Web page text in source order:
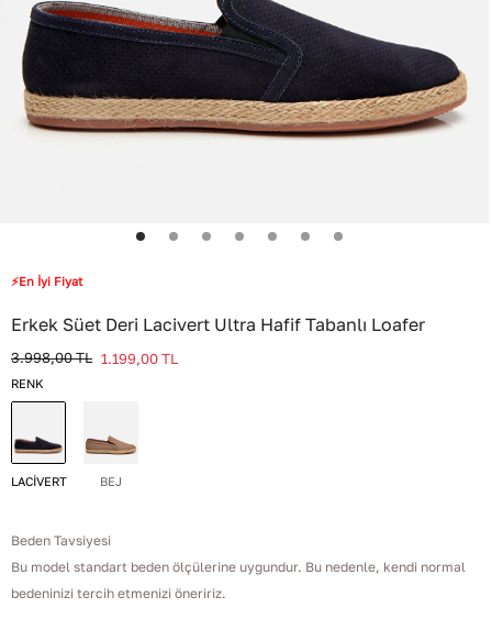
⚡En İyi Fiyat
Erkek Süet Deri Lacivert Ultra Hafif Tabanlı Loafer
3.998,00TL 1.199,00TL
RENK
LACİVERT BEJ
Beden Tavsiyesi
Bu model standart beden ölçülerine uygundur. Bu nedenle, kendi normal
bedeninizi tercih etmenizi öneririz.